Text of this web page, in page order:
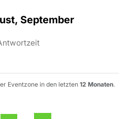
September
Eventzone in den letzten 12 Monaten.